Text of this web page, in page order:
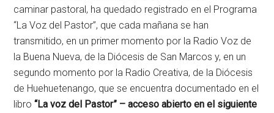
caminar pastoral, ha quedado registrado en el Programa
“La Voz del Pastor”, que cada mañana se han
transmitido, en un primer momento por la Radio Voz de
la Buena Nueva, de la Diócesis de San Marcos y, en un
segundo momento por la Radio Creativa, de la Diócesis
de Huehuetenango, que se encuentra documentado en el
libro“La voz del Pastor” – acceso abierto en el siguiente